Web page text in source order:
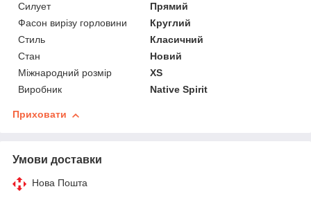
Силует
Прямий
Фасон вирізу горловини
Круглий
Стиль
Класичний
Стан
Новий
Міжнародний розмір
XS
Виробник
Native Spirit
Приховати
Умови доставки
Нова Пошта